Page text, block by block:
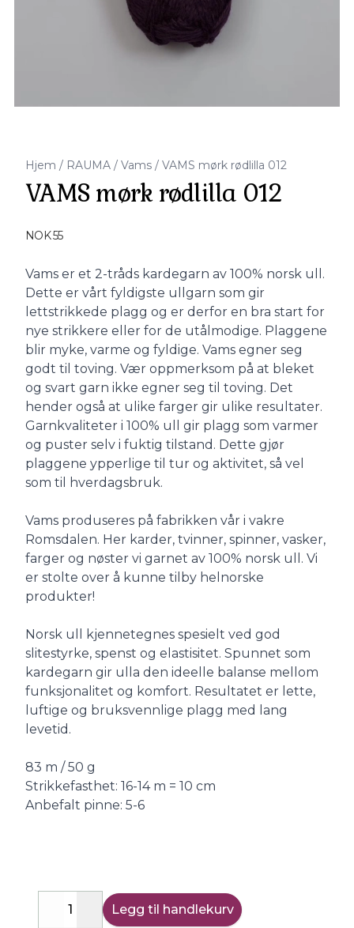
Hjem / RAUMA / Vams / VAMS mørk rødlilla 012
VAMS mørk rødlilla 012
NOK 55
Description
Vams er et 2-tråds kardegarn av 100% norsk ull.
Dette er vårt fyldigste ullgarn som gir
lettstrikkede plagg og er derfor en bra start for
nye strikkere eller for de utålmodige. Plaggene
blir myke, varme og fyldige. Vams egner seg
godt til toving. Vær oppmerksom på at bleket
og svart garn ikke egner seg til toving. Det
hender også at ulike farger gir ulike resultater.
Garnkvaliteter i 100% ull gir plagg som varmer
og puster selv i fuktig tilstand. Dette gjør
plaggene ypperlige til tur og aktivitet, så vel
som til hverdagsbruk.
Vams produseres på fabrikken vår i vakre
Romsdalen. Her karder, tvinner, spinner, vasker,
farger og nøster vi garnet av 100% norsk ull. Vi
er stolte over å kunne tilby helnorske
produkter!
Norsk ull kjennetegnes spesielt ved god
slitestyrke, spenst og elastisitet. Spunnet som
kardegarn gir ulla den ideelle balanse mellom
funksjonalitet og komfort. Resultatet er lette,
luftige og bruksvennlige plagg med lang
levetid.
83 m / 50 g
Strikkefasthet: 16-14 m = 10 cm
Anbefalt pinne: 5-6
DecreaseIncrease
Legg til handlekurv